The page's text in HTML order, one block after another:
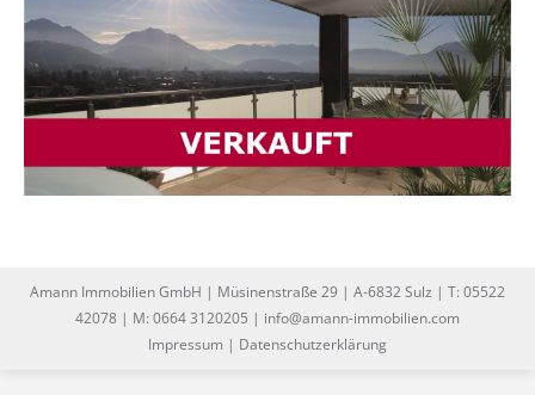
Amann Immobilien GmbH | Müsinenstraße 29 | A-6832 Sulz | T: 05522
42078 | M: 0664 3120205 | info@amann-immobilien.com
Impressum | Datenschutzerklärung